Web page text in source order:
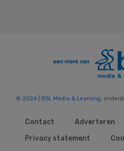
© 2026 | BSL Media & Learning ,
Contact
Adverteren
Privacy statement